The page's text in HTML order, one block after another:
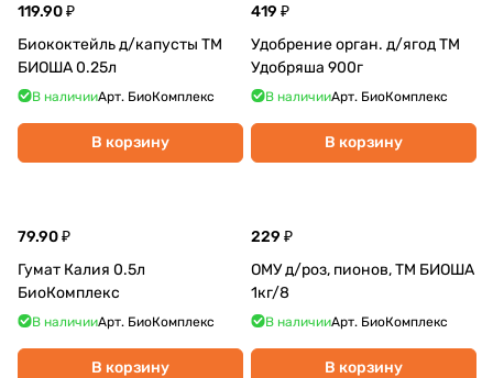
119.90 ₽
Биококтейль д/капусты ТМ
БИОША 0.25л
В наличииАрт. БиоКомплекс
В корзину
419 ₽
Удобрение орган. д/ягод ТМ
Удобряша 900г
В наличииАрт. БиоКомплекс
В корзину
79.90 ₽
Гумат Калия 0.5л
БиоКомплекс
В наличииАрт. БиоКомплекс
В корзину
229 ₽
ОМУ д/роз, пионов, ТМ БИОША
1кг/8
В наличииАрт. БиоКомплекс
В корзину